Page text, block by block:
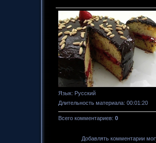
Язык: Русский
Длительность материала: 00:01:20
Всего комментариев: 0
Добавлять комментарии